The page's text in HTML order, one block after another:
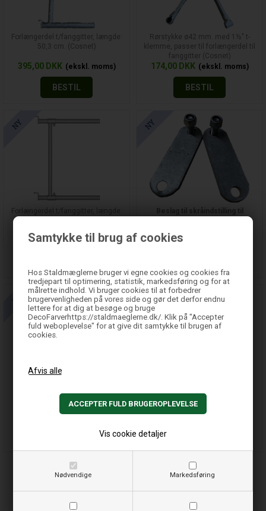
Samtykke til brug af cookies
Hos Staldmæglerne bruger vi egne cookies og cookies fra
tredjepart til optimering, statistik, markedsføring og for at
målrette indhold. Vi bruger cookies til at forbedrer
brugervenligheden på vores side og gør det derfor endnu
lettere for at dig at besøge og bruge
DecoFarverhttps://staldmaeglerne.dk/. Klik på "Accepter
fuld weboplevelse" for at give dit samtykke til brugen af
cookies.
Nødvendige Markedsføring
Vis cookie detaljer
Forlængerdel t/fanggitter, længde:
50,3 cm. (Cosnet)
395,00 DKK
BESTIL
Rørstykke ø42 mm. med 1½" t-
klemme, passer til forlængerdel til
fanggitter (Cosnet)
174,00 DKK
BESTIL
Forlængerdel t/fanggitter, længde:
391,00DKK
Beslag til skråindstilling til
Kontakt for pris
DKK 114,00DKK